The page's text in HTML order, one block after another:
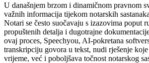
U današnjem brzom i dinamičnom pravnom
važnih informacija tijekom notarskih
Notari se često suočavaju s izazovima poput
propuštenih detalja i dugotrajne
ovaj proces, Speechyou, AI-pokretana
transkripciju govora u tekst, nudi rješenje koje
vrijeme, već i poboljšava točnost notarskog